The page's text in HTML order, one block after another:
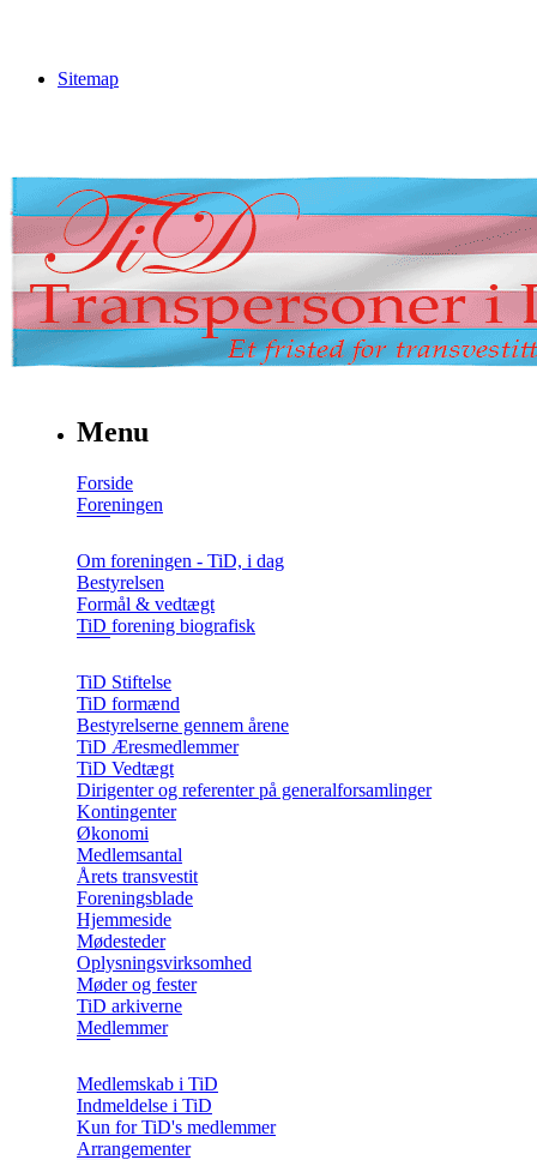
Sitemap
Menu
Forside
Foreningen
Om foreningen - TiD, i dag
Bestyrelsen
Formål & vedtægt
TiD forening biografisk
TiD Stiftelse
TiD formænd
Bestyrelserne gennem årene
TiD Æresmedlemmer
TiD Vedtægt
Dirigenter og referenter på generalforsamlinger
Kontingenter
Økonomi
Medlemsantal
Årets transvestit
Foreningsblade
Hjemmeside
Mødesteder
Oplysningsvirksomhed
Møder og fester
TiD arkiverne
Medlemmer
Medlemskab i TiD
Indmeldelse i TiD
Kun for TiD's medlemmer
Arrangementer